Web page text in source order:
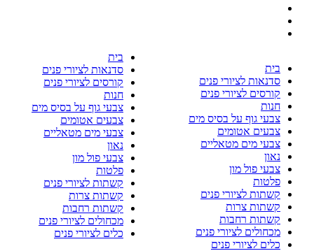
בית
סדנאות לציורי פנים
קורסים לציורי פנים
חנות
צבעי גוף על בסיס מים
צבעים אטומים
צבעי מים מטאליים
נאון
צבעי פול מון
פלטות
קשתות לציורי פנים
קשתות צרות
קשתות רחבות
מכחולים לציורי פנים
כלים לציורי פנים
בית
סדנאות לציורי פנים
קורסים לציורי פנים
חנות
צבעי גוף על בסיס מים
צבעים אטומים
צבעי מים מטאליים
נאון
צבעי פול מון
פלטות
קשתות לציורי פנים
קשתות צרות
קשתות רחבות
מכחולים לציורי פנים
כלים לציורי פנים